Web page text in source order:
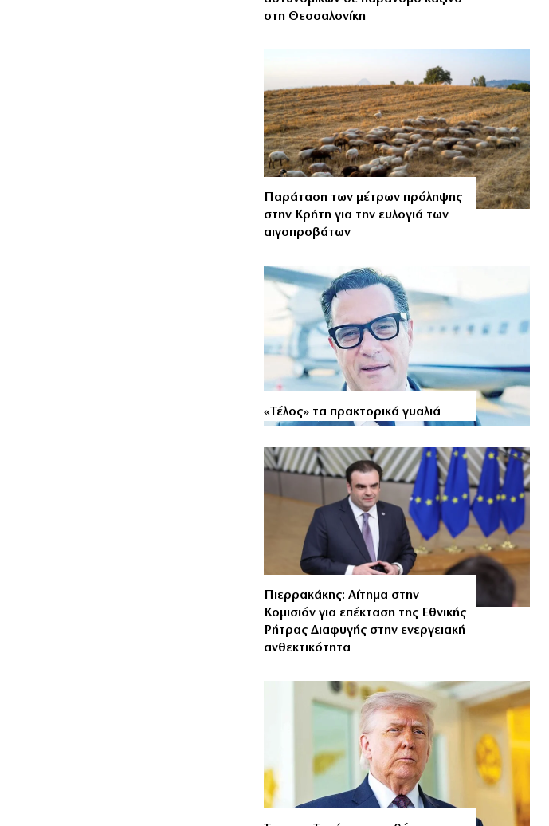
στη Θεσσαλονίκη
Παράταση των μέτρων πρόληψης
στην Κρήτη για την ευλογιά των
αιγοπροβάτων
«Τέλος» τα πρακτορικά γυαλιά
Πιερρακάκης: Αίτημα στην
Κομισιόν για επέκταση της Εθνικής
Ρήτρας Διαφυγής στην ενεργειακή
ανθεκτικότητα